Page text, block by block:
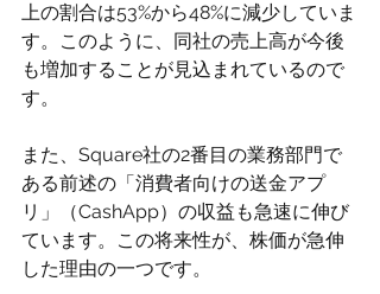
上の割合は53%から48%に減少していま
す。このように、同社の売上高が今後
も増加することが見込まれているので
す。
また、Square社の2番目の業務部門で
ある前述の「消費者向けの送金アプ
リ」（CashApp）の収益も急速に伸び
ています。この将来性が、株価が急伸
した理由の一つです。